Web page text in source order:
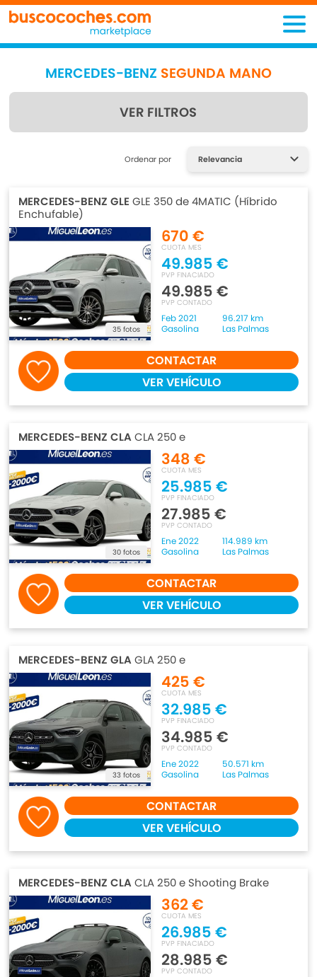
MERCEDES-BENZ SEGUNDA MANO
VER FILTROS
Encuentra lo que estás
Ordenar por
MERCEDES-BENZ GLE GLE 350 de 4MATIC (Híbrido
Enchufable)
35 fotos
670 €
CUOTA MES
49.985 €
PVP FINACIADO
49.985 €
PVP CONTADO
Feb 2021
96.217 km
Gasolina
Las Palmas
CONTACTAR
VER VEHÍCULO
MERCEDES-BENZ CLACLA 250 e
30 fotos
348 €
CUOTA MES
25.985 €
PVP FINACIADO
27.985 €
PVP CONTADO
Ene 2022
114.989 km
Gasolina
Las Palmas
CONTACTAR
VER VEHÍCULO
MERCEDES-BENZ GLAGLA 250 e
33 fotos
425 €
CUOTA MES
32.985 €
PVP FINACIADO
34.985 €
PVP CONTADO
Ene 2022
50.571 km
Gasolina
Las Palmas
CONTACTAR
VER VEHÍCULO
MERCEDES-BENZ CLACLA 250 e Shooting Brake
362 €
CUOTA MES
26.985 €
PVP FINACIADO
28.985 €
PVP CONTADO